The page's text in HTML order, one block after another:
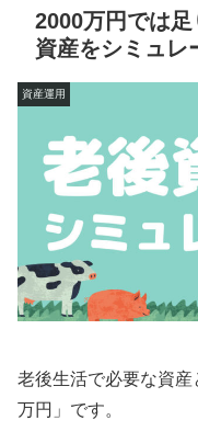
2000万円では
資産をシミュレ
資産運用
老後生活で必要な資
万円」です。